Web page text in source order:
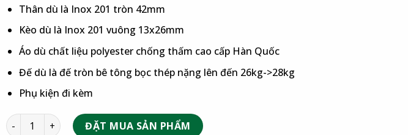
Thân dù là Inox 201 tròn 42mm
Kèo dù là Inox 201 vuông 13x26mm
Áo dù chất liệu polyester chống thấm cao cấp Hàn Quốc
Đế dù là đế tròn bê tông bọc thép nặng lên đến 26kg->28kg
Phụ kiện đi kèm
ĐẶT MUA SẢN PHẨM